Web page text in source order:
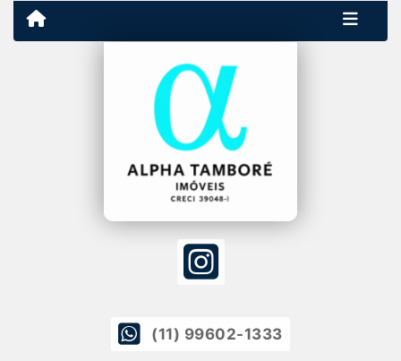
(11) 99602-1333